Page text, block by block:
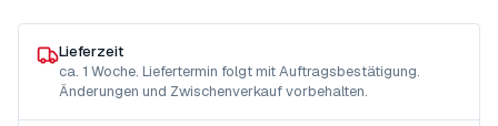
Lieferzeit
ca. 1 Woche. Liefertermin folgt mit Auftragsbestätigung.
Änderungen und Zwischenverkauf vorbehalten.